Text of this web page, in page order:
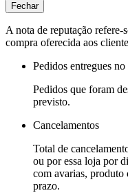
Fechar
A nota de reputação refere-
compra oferecida aos
Pedidos entregues no
Pedidos que foram
previsto.
Cancelamentos
Total de
ou por essa loja por
com avarias,
prazo.